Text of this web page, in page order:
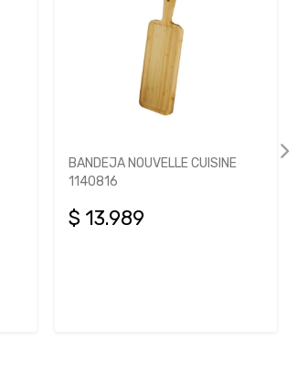
BANDEJA NOUVELLE CUISINE
1140816
$ 13.989